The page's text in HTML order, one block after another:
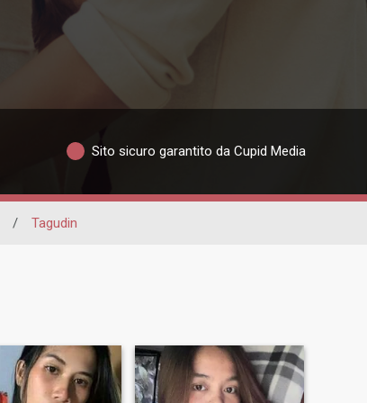
Sito sicuro garantito da Cupid Media
/ Tagudin